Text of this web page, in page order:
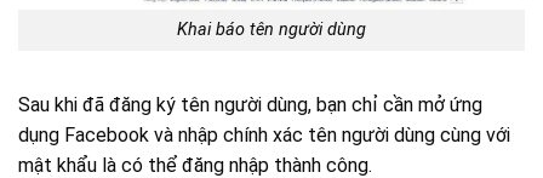
Khai báo tên người dùng
Sau khi đã đăng ký tên người dùng, bạn chỉ cần mở ứng
dụng Facebook và nhập chính xác tên người dùng cùng với
mật khẩu là có thể đăng nhập thành công.